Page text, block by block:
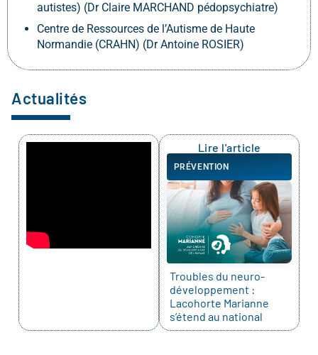
autistes) (Dr Claire MARCHAND pédopsychiatre)
Centre de Ressources de l’Autisme de Haute
Normandie (CRAHN) (Dr Antoine ROSIER)
Actualités
Lire l'article
PRÉVENTION
Troubles du neuro-
développement :
Lacohorte Marianne
s’étend au national